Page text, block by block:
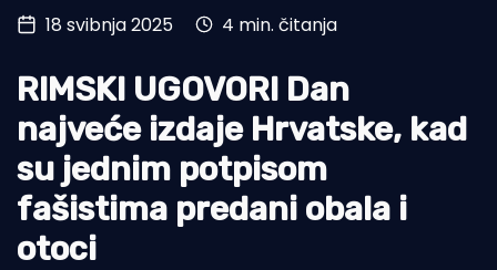
Turizam i nautika
Pomorstvo
Ribolov
Ekologija
Tradicija i kultura
18 svibnja 2025 4 min. čitanja
RIMSKI UGOVORI Dan
najveće izdaje Hrvatske, kad
su jednim potpisom
fašistima predani obala i
otoci